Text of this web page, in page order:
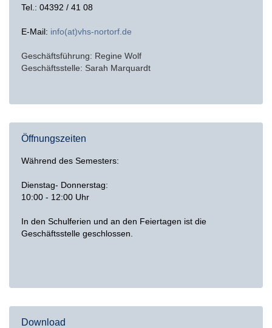
Tel.: 04392 / 41 08
E-Mail: info(at)vhs-nortorf.de
Geschäftsführung: Regine Wolf
Geschäftsstelle: Sarah Marquardt
Öffnungszeiten
Während des Semesters:
Dienstag- Donnerstag:
10:00 - 12:00 Uhr
In den Schulferien und an den Feiertagen ist die
Geschäftsstelle geschlossen.
Download